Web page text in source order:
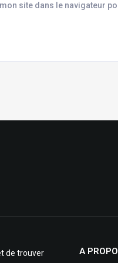
site dans le navigateur
de trouver
A